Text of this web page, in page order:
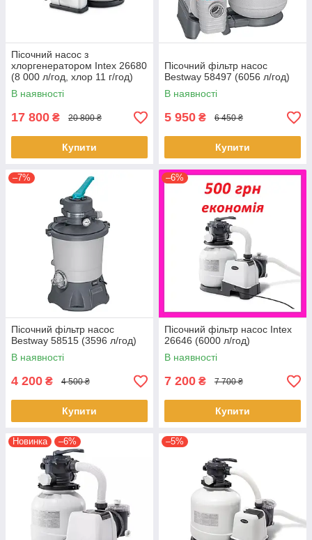
Пісочний насос з
хлоргенератором Intex 26680
(8 000 л/год, хлор 11 г/год)
В наявності
17 800 ₴ 20 800 ₴
Купити
Пісочний фільтр насос
Bestway 58497 (6056 л/год)
В наявності
5 950 ₴ 6 450 ₴
Купити
–7%
Пісочний фільтр насос
Bestway 58515 (3596 л/год)
В наявності
4 200 ₴ 4 500 ₴
Купити
–6%
Пісочний фільтр насос Intex
26646 (6000 л/год)
В наявності
7 200 ₴ 7 700 ₴
Купити
Новинка –6% –5%